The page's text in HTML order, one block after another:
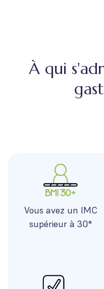
À qui
Vous avez un IMC
supérieur à 30*